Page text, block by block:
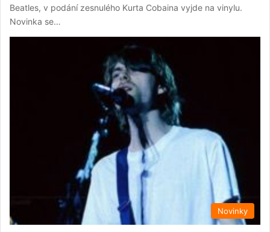
Beatles, v podání zesnulého Kurta Cobaina vyjde na vinylu.
Novinka se…
Novinky